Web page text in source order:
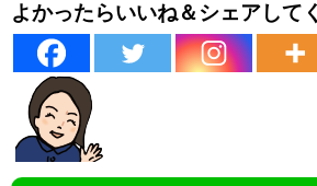
よかったらいいね＆シェアして